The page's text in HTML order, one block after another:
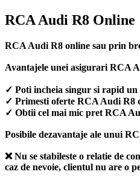
RCA Audi R8 Online
RCA Audi R8 online sau prin
Avantajele unei asigurari RCA
✓ Poti incheia singur si rapid
✓ Primesti oferte RCA Audi R8
✓ Obtii cel mai mic pret RCA
Posibile dezavantaje ale unui
❌ Nu se stabileste o relatie de
caz de nevoie, clientul nu are o